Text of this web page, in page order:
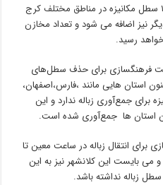
وی با بیان اینکه تا کنون سه هزارو ۱۵۰ سطل مکانیزه در مناطق مختلف کرج
است،‌گفت: ۵۰۰ سطل دیگر نیز اضافه می شود و تعداد مخازن
فرهنگسازی برای حذف سطل‌های
استان هایی مانند ،‌فارس،‌اصفهان،
برای جمع‌آوری زباله ندارد و این
استان ها جمع‌آوری شده است.
انتقال زباله در ساعت معین تا
بایست این کلانشهر نیز به این
زباله نداشته باشد.